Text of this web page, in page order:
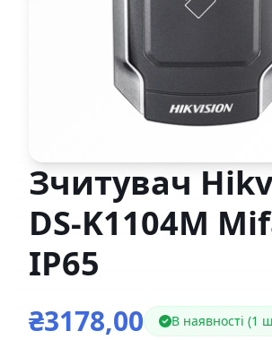
Зчитувач
DS-K1104M
IP65
₴3178,00 В наявності (1